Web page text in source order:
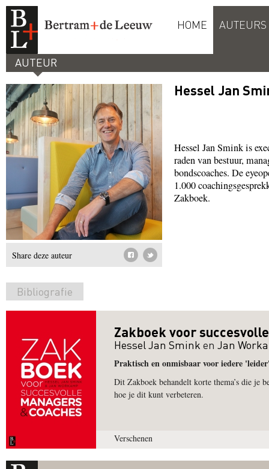
HOME AUTEURS
AUTEUR
Share deze auteur
Hessel Jan
Hessel Jan Sminkis
raden van bestuur,
bondscoaches. De
1.000
Zakboek.
Bibliografie
Zakboek voor
Hessel Jan Smink en Jan
Praktisch en onmisbaar voor iedere
Dit Zakboek behandelt korte thema’s die je
hoe je dit kunt verbeteren.
Verschenen